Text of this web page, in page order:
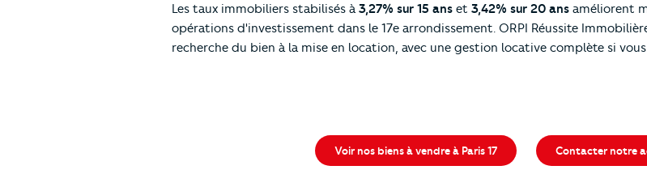
Les taux immobiliers stabilisés à3,27% sur 15 ans et 3,42% sur 20 ans améliorent
opérations d'investissement dans le 17e arrondissement. ORPI Réussite
recherche du bien à la mise en location, avec une gestion locative complète si
Voir nos biens à vendre à Paris 17 Contacter notre